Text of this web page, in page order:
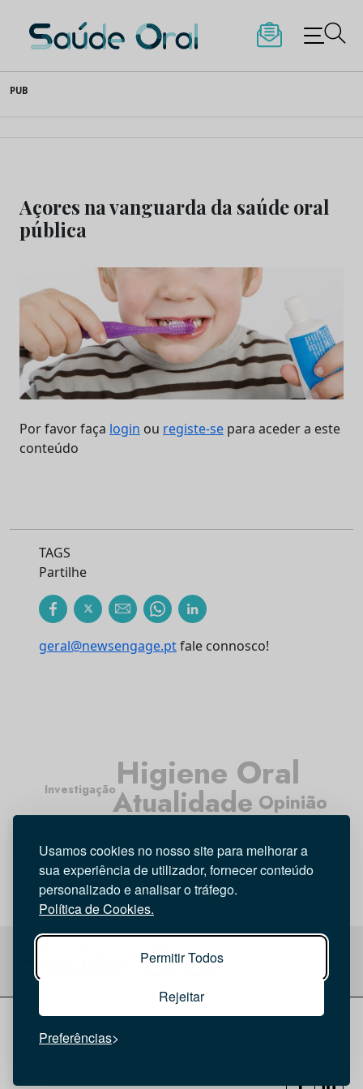
Usamos cookies no nosso site para melhorar a
sua experiência de utilizador, fornecer conteúdo
personalizado e analisar o tráfego.
Política de Cookies.
Permitir Todos
Rejeitar
Preferências
to
content
Saúde Oral
PUB
Açores na vanguarda da saúde oral
pública
Por favor faça login ou registe-se para aceder a este
conteúdo
TAGS
Partilhe
geral@newsengage.ptfale connosco!
Atualidade
Higiene Oral
Entrevista
Opinião
Tecnologia
Investigação
Política de privacidade